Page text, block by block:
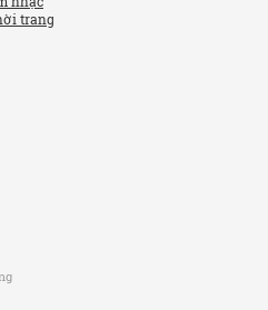
trang